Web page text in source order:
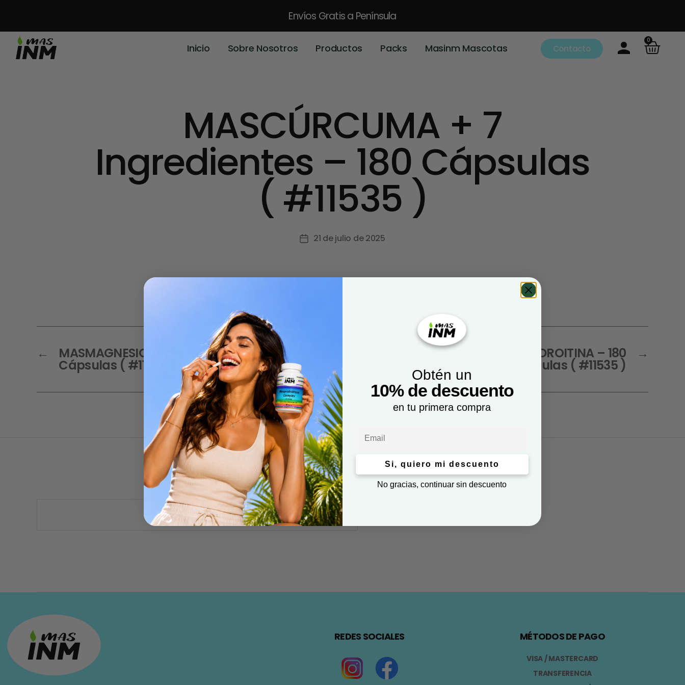
Envíos Gratisa Península
Inicio Sobre Nosotros Productos Packs Masinm Mascotas Contacto
0
MASCÚRCUMA + 7
Ingredientes – 180 Cápsulas
( #11535 )
21 de julio de 2025
← MASMAGNESIO Triple Magnesio – 120
Cápsulas ( #11535 )
→
MSM + GLUCOSAMINA y CONDROITINA – 180
Cápsulas ( #11535 )
REDES SOCIALES MÉTODOS DE PAGO
VISA / MASTERCARD
TRANSFERENCIA
Obtén un
10% de descuento
en tu primera compra
Si, quiero mi descuento
No gracias, continuar sin descuento